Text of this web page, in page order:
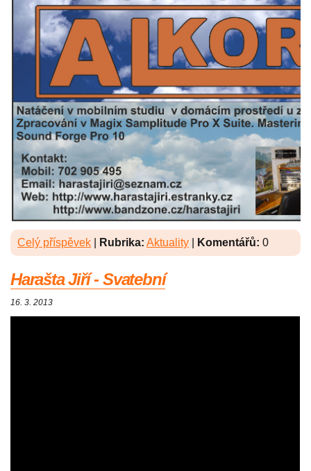
Celý příspěvek Rubrika: Aktuality Komentářů: 0
Harašta Jiří - Svatební
16. 3. 2013